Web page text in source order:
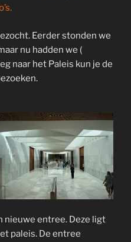
Eerder stonden we
nu hadden we (
naar het Paleis kun je de
nieuwe entree. Deze ligt
paleis. De entree